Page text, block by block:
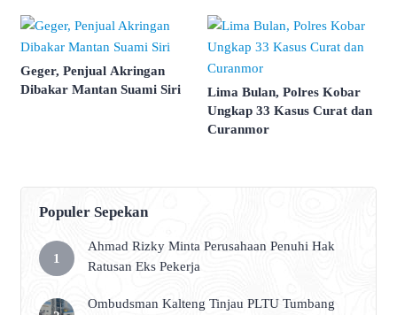
Geger, Penjual Akringan
Dibakar Mantan Suami Siri
Lima Bulan, Polres Kobar
Ungkap 33 Kasus Curat dan
Curanmor
Populer Sepekan
Ahmad Rizky Minta Perusahaan Penuhi Hak
Ratusan Eks Pekerja
Ombudsman Kalteng Tinjau PLTU Tumbang